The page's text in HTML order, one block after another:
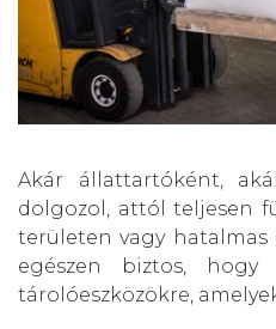
Akár állattartóként,
dolgozol, attól teljesen
területen vagy hatalmas
egészen biztos, hogy
tárolóeszközökre,